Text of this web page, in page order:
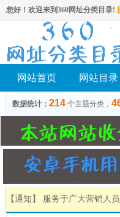
您好！欢迎来到360网址分类目录!
网站首页 网站目录
数据统计： 214 个主题分类，
【通知】 服务于广大营销人